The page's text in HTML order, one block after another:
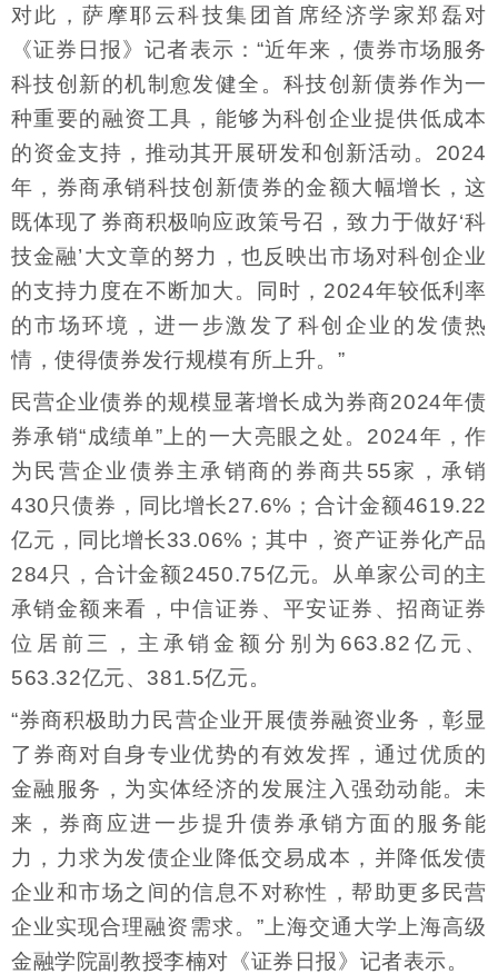
对此，萨摩耶云科技集团首席经济学家郑磊对
《证券日报》记者表示：“近年来，债券市场服务
科技创新的机制愈发健全。科技创新债券作为一
种重要的融资工具，能够为科创企业提供低成本
的资金支持，推动其开展研发和创新活动。2024
年，券商承销科技创新债券的金额大幅增长，这
既体现了券商积极响应政策号召，致力于做好‘科
技金融’大文章的努力，也反映出市场对科创企业
的支持力度在不断加大。同时，2024年较低利率
的市场环境，进一步激发了科创企业的发债热
情，使得债券发行规模有所上升。”
民营企业债券的规模显著增长成为券商2024年债
券承销“成绩单”上的一大亮眼之处。2024年，作
为民营企业债券主承销商的券商共55家，承销
430只债券，同比增长27.6%；合计金额4619.22
亿元，同比增长33.06%；其中，资产证券化产品
284只，合计金额2450.75亿元。从单家公司的主
承销金额来看，中信证券、平安证券、招商证券
位居前三，主承销金额分别为663.82亿元、
563.32亿元、381.5亿元。
“券商积极助力民营企业开展债券融资业务，彰显
了券商对自身专业优势的有效发挥，通过优质的
金融服务，为实体经济的发展注入强劲动能。未
来，券商应进一步提升债券承销方面的服务能
力，力求为发债企业降低交易成本，并降低发债
企业和市场之间的信息不对称性，帮助更多民营
企业实现合理融资需求。”上海交通大学上海高级
金融学院副教授李楠对《证券日报》记者表示。